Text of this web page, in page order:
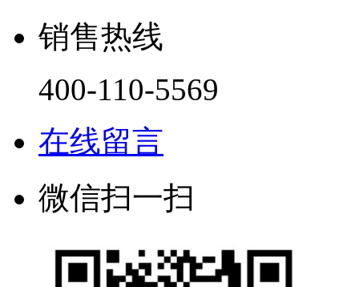
销售热线
400-110-5569
在线留言
微信扫一扫